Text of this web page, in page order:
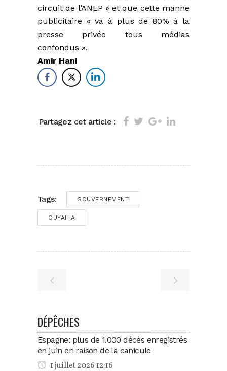
circuit de l’ANEP » et que cette manne
publicitaire « va à plus de 80% à la
presse privée tous médias
confondus ».
Amir Hani
Partagez cet article :
Tags: GOUVERNEMENT
OUYAHIA
DÉPÊCHES
Espagne: plus de 1.000 décès enregistrés
en juin en raison de la canicule
1 juillet 2026 12:16